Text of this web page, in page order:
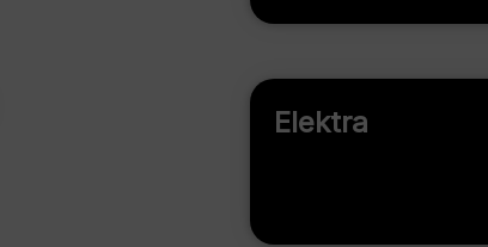
Elektra